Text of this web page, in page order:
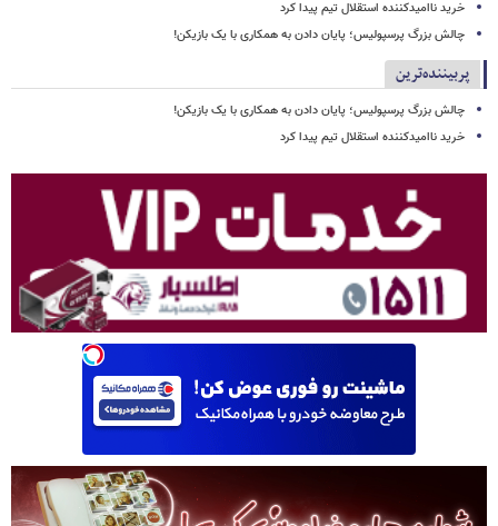
خرید ناامیدکننده استقلال تیم پیدا کرد
چالش بزرگ پرسپولیس؛ پایان دادن به همکاری با یک بازیکن!
پربیننده‌ترین
چالش بزرگ پرسپولیس؛ پایان دادن به همکاری با یک بازیکن!
خرید ناامیدکننده استقلال تیم پیدا کرد